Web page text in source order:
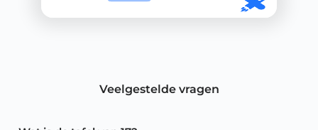
Veelgestelde vragen